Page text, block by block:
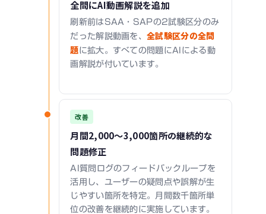
全問にAI動画解説を追加
刷新前はSAA・SAPの2試験区分のみ
だった解説動画を、全試験区分の全問
題に拡大。すべての問題にAIによる動
画解説が付いています。
改善
月間2,000〜3,000箇所の継続的な
問題修正
AI質問ログのフィードバックループを
活用し、ユーザーの疑問点や誤解が生
じやすい箇所を特定。月間数千箇所単
位の改善を継続的に実施しています。